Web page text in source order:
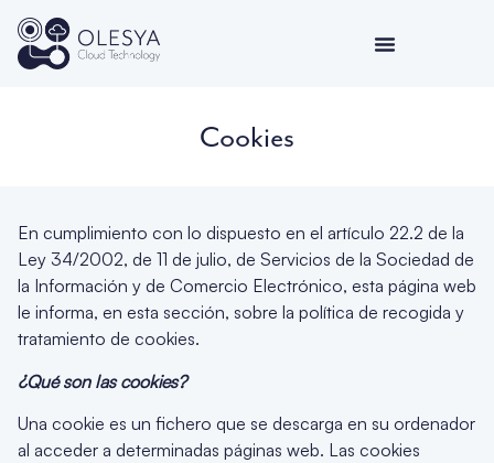
Cookies
En cumplimiento con lo dispuesto en el artículo 22.2 de la
Ley 34/2002, de 11 de julio, de Servicios de la Sociedad de
la Información y de Comercio Electrónico, esta página web
le informa, en esta sección, sobre la política de recogida y
tratamiento de cookies.
¿Qué son las cookies?
Una cookie es un fichero que se descarga en su ordenador
al acceder a determinadas páginas web. Las cookies